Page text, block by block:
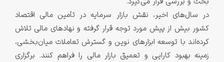
در سال‌های اخیر، نقش بازار سرمایه در تأمین مالی اقتصاد
کشور بیش از پیش مورد توجه قرار گرفته و نهادهای مالی تلاش
کرده‌اند با توسعه ابزارهای نوین و گسترش تعاملات میان‌بخشی،
زمینه بهبود کارایی و تعمیق بازار مالی را فراهم کنند. برگزاری